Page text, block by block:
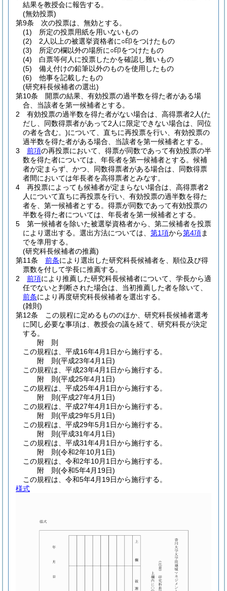
結果を教授会に報告する。
(無効投票)
第9条
次の投票は、無効とする。
(1)
所定の投票用紙を用いないもの
(2)
2人以上の被選挙資格者に○印をつけたもの
(3)
所定の欄以外の場所に○印をつけたもの
(4)
白票等何人に投票したかを確認し難いもの
(5)
備え付けの鉛筆以外のものを使用したもの
(6)
他事を記載したもの
(研究科長候補者の選出)
第10条
開票の結果、有効投票の過半数を得た者がある場
合、当該者を第一候補者とする。
2
有効投票の過半数を得た者がない場合は、高得票者2人(た
だし、同数得票者があって2人に限定できない場合は、同位
の者を含む。)について、直ちに再投票を行い、有効投票の
過半数を得た者がある場合、当該者を第一候補者とする。
3
前項の再投票において、得票が同数であって有効投票の半
数を得た者については、年長者を第一候補者とする。 候補
者が定まらず、かつ、同数得票者がある場合は、同数得票
者間においては年長者を高得票者とみなす。
4
再投票によっても候補者が定まらない場合は、高得票者2
人について直ちに再投票を行い、有効投票の過半数を得た
者を、第一候補者とする。 得票が同数であって有効投票の
半数を得た者については、年長者を第一候補者とする。
5
第一候補者を除いた被選挙資格者から、第二候補者を投票
により選出する。 選出方法については、 第1項から第4項ま
でを準用する。
(研究科長候補者の推薦)
第11条
前条により選出した研究科長候補者を、順位及び得
票数を付して学長に推薦する。
2
前項により推薦した研究科長候補者について、学長から適
任でないと判断された場合は、当初推薦した者を除いて、
前条により再度研究科長候補者を選出する。
(雑則)
第12条
この規程に定めるもののほか、研究科長候補者選考
に関し必要な事項は、教授会の議を経て、研究科長が決定
する。
附 則
この規程は、平成16年4月1日から施行する。
附 則(平成23年4月1日)
この規程は、平成23年4月1日から施行する。
附 則(平成25年4月1日)
この規程は、平成25年4月1日から施行する。
附 則(平成27年4月1日)
この規程は、平成27年4月1日から施行する。
附 則(平成29年5月1日)
この規程は、平成29年5月1日から施行する。
附 則(平成31年4月1日)
この規程は、平成31年4月1日から施行する。
附 則(令和2年10月1日)
この規程は、令和2年10月1日から施行する。
附 則(令和5年4月19日)
この規程は、令和5年4月19日から施行する。
様式